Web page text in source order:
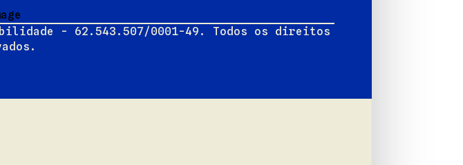
- 62.543.507/0001-49. Todos os direitos